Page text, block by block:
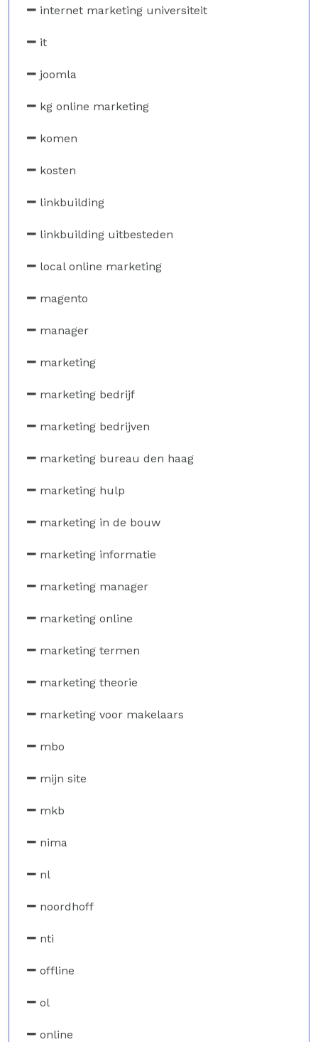
internet marketing universiteit
it
joomla
kg online marketing
komen
kosten
linkbuilding
linkbuilding uitbesteden
local online marketing
magento
manager
marketing
marketing bedrijf
marketing bedrijven
marketing bureau den haag
marketing hulp
marketing in de bouw
marketing informatie
marketing manager
marketing online
marketing termen
marketing theorie
marketing voor makelaars
mbo
mijn site
mkb
nima
nl
noordhoff
nti
offline
ol
online